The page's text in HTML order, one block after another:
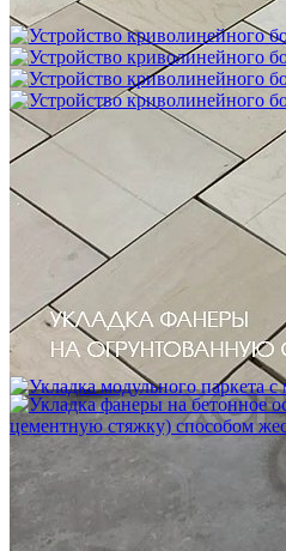
1 200 ₽
Устройство криволинейного
2 500 ₽